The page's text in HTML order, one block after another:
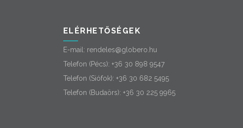
ELÉRHETŐSÉGEK
E-mail: rendeles@globero.hu
Telefon (Pécs): +36 30 898 9547
Telefon (Siófok): +36 30 682 5495
Telefon (Budaörs): +36 30 225 9965